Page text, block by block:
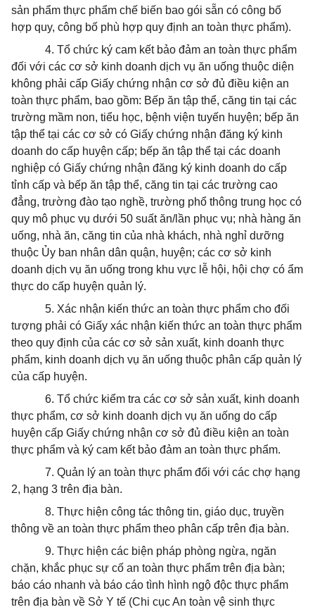
sản phẩm thực phẩm chế biến bao gói sẵn có công bố
hợp quy, công bố phù hợp quy định an toàn thực phẩm).
4. Tổ chức ký cam kết bảo đảm an toàn thực phẩm
đối với các cơ sở kinh doanh dịch vụ ăn uống thuộc diện
không phải cấp Giấy chứng nhận cơ sở đủ điều kiện an
toàn thực phẩm, bao gồm: Bếp ăn tập thể, căng tin tại các
trường mầm non, tiểu học, bệnh viện tuyến huyện; bếp ăn
tập thể tại các cơ sở có Giấy chứng nhận đăng ký kinh
doanh do cấp huyện cấp; bếp ăn tập thể tại các doanh
nghiệp có Giấy chứng nhận đăng ký kinh doanh do cấp
tỉnh cấp và bếp ăn tập thể, căng tin tại các trường cao
đẳng, trường đào tạo nghề, trường phổ thông trung học có
quy mô phục vụ dưới 50 suất ăn/lần phục vụ; nhà hàng ăn
uống, nhà ăn, căng tin của nhà khách, nhà nghỉ dưỡng
thuộc Ủy ban nhân dân quận, huyện; các cơ sở kinh
doanh dịch vụ ăn uống trong khu vực lễ hội, hội chợ có ẩm
thực do cấp huyện quản lý.
5. Xác nhận kiến thức an toàn thực phẩm cho đối
tượng phải có Giấy xác nhận kiến thức an toàn thực phẩm
theo quy định của các cơ sở sản xuất, kinh doanh thực
phẩm, kinh doanh dịch vụ ăn uống thuộc phân cấp quản lý
của cấp huyện.
6. Tổ chức kiểm tra các cơ sở sản xuất, kinh doanh
thực phẩm, cơ sở kinh doanh dịch vụ ăn uống do cấp
huyện cấp Giấy chứng nhận cơ sở đủ điều kiện an toàn
thực phẩm và ký cam kết bảo đảm an toàn thực phẩm.
7. Quản lý an toàn thực phẩm đối với các chợ hạng
2, hạng 3 trên địa bàn.
8. Thực hiện công tác thông tin, giáo dục, truyền
thông về an toàn thực phẩm theo phân cấp trên địa bàn.
9. Thực hiện các biện pháp phòng ngừa, ngăn
chặn, khắc phục sự cố an toàn thực phẩm trên địa bàn;
báo cáo nhanh và báo cáo tình hình ngộ độc thực phẩm
trên địa bàn về Sở Y tế (Chi cục An toàn vệ sinh thực